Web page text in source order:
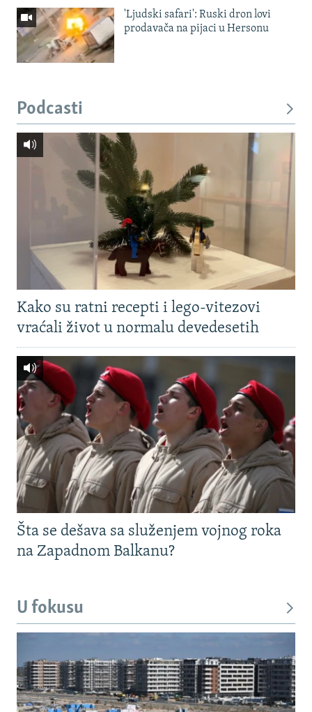
'Ljudski safari': Ruski dron lovi
prodavača na pijaci u Hersonu
Podcasti
Kako su ratni recepti i lego-vitezovi
vraćali život u normalu devedesetih
Šta se dešava sa služenjem vojnog roka
na Zapadnom Balkanu?
U fokusu